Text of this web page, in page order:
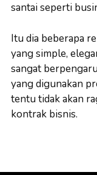
santai seperti
Itu dia beberapa
yang simple,
sangat
yang digunakan
tentu tidak akan
kontrak bisnis.